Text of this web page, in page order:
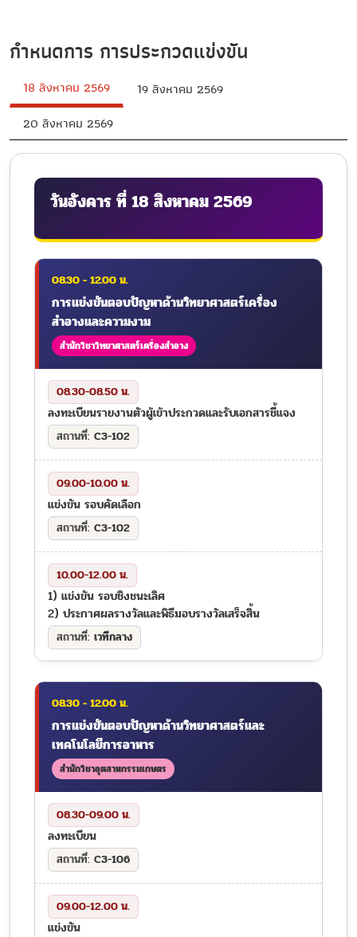
กำหนดการ การประกวดแข่งขัน
18 สิงหาคม 2569
19 สิงหาคม 2569
20 สิงหาคม 2569
วันอังคาร ที่ 18 สิงหาคม 2569
08.30 - 12.00 น.
การแข่งขันตอบปัญหาด้านวิทยาศาสตร์เครื่อง
สำอางและความงาม
สำนักวิชาวิทยาศาสตร์เครื่องสำอาง
08.30-08.50 น.
ลงทะเบียนรายงานตัวผู้เข้าประกวดและรับเอกสารชี้แจง
C3-102
09.00-10.00 น.
แข่งขัน รอบคัดเลือก
C3-102
10.00-12.00 น.
1) แข่งขัน รอบชิงชนะเลิศ
2) ประกาศผลรางวัลและพิธีมอบรางวัลเสร็จสิ้น
เวทีกลาง
08.30 - 12.00 น.
การแข่งขันตอบปัญหาด้านวิทยาศาสตร์และ
เทคโนโลยีการอาหาร
สำนักวิชาอุตสาหกรรมเกษตร
08.30-09.00 น.
ลงทะเบียน
C3-106
09.00-12.00 น.
แข่งขัน